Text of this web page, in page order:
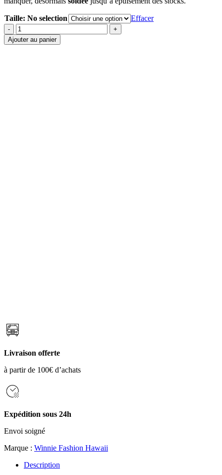
Taille: No selection
Effacer
quantité
de
CHEMISE
Ajouter au panier
Livraison offerte
à partir de 100€ d’achats
Expédition sous 24h
Envoi soigné
Marque : Winnie Fashion Hawaii
Description